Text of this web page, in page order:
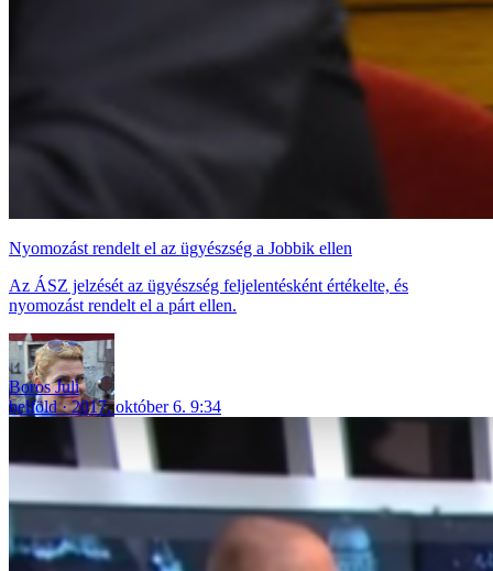
Nyomozást rendelt el az ügyészség a Jobbik ellen
Az ÁSZ jelzését az ügyészség feljelentésként értékelte, és
nyomozást rendelt el a párt ellen.
Boros Juli
belföld
2017. október 6. 9:34